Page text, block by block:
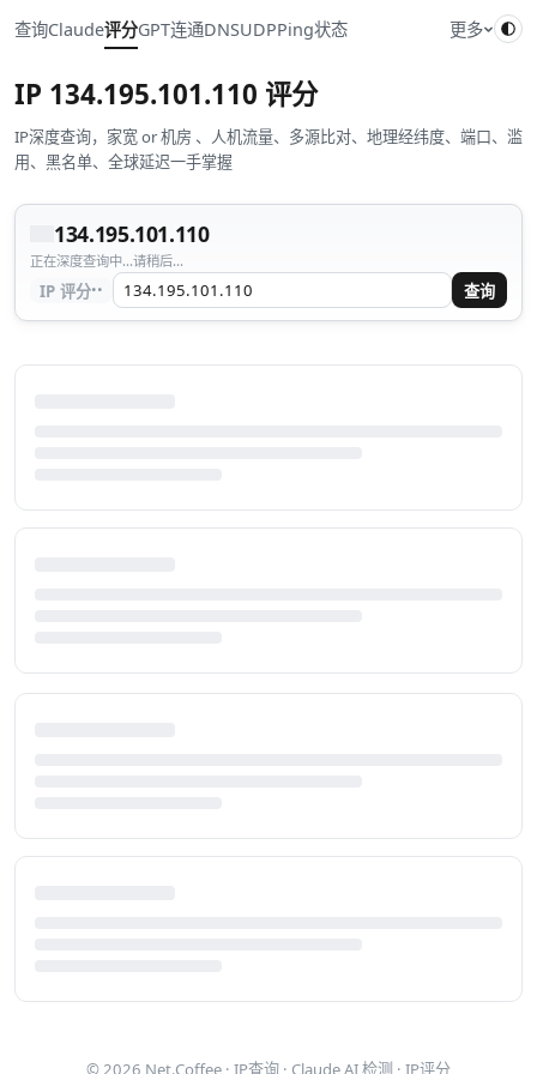
查询Claude评分GPT连通DNSUDPPing状态 更多
IP 134.195.101.110 评分
IP深度查询，家宽 or 机房 、人机流量、多源比对、地理经纬度、端口、滥
用、黑名单、全球延迟一手掌握
134.195.101.110
正在深度查询中...请稍后...
IP 评分·· 查询
© 2026 Net.Coffee · IP查询 · Claude AI 检测 · IP评分